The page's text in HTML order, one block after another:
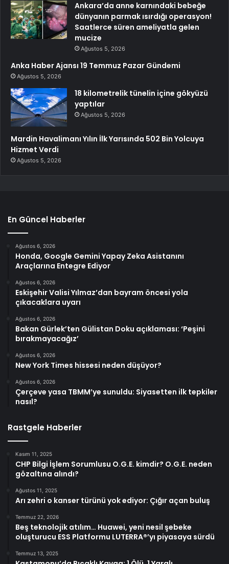
Ankara’da anne karnındaki bebeğe
dünyanın parmak ısırdığı operasyon!
Saatlerce süren ameliyatla gelen
mucize
Ağustos 5, 2026
Anka Haber Ajansı 19 Temmuz Pazar Gündemi
Ağustos 5, 2026
18 kilometrelik tünelin içine gökyüzü
yaptılar
Ağustos 5, 2026
Mardin Havalimanı Yılın İlk Yarısında 502 Bin Yolcuya
Hizmet Verdi
Ağustos 5, 2026
En Güncel Haberler
Ağustos 6, 2026
Honda, Google Gemini Yapay Zeka Asistanını
Araçlarına Entegre Ediyor
Ağustos 6, 2026
Eskişehir Valisi Yılmaz’dan bayram öncesi yola
çıkacaklara uyarı
Ağustos 6, 2026
Bakan Gürlek’ten Gülistan Doku açıklaması: ‘Peşini
bırakmayacağız’
Ağustos 6, 2026
New York Times hissesi neden düşüyor?
Ağustos 6, 2026
Çerçeve yasa TBMM’ye sunuldu: Siyasetten ilk tepkiler
nasıl?
Rastgele Haberler
Kasım 11, 2025
CHP Bilgi İşlem Sorumlusu O.G.E. kimdir? O.G.E. neden
gözaltına alındı?
Ağustos 11, 2025
Arı zehri o kanser türünü yok ediyor: Çığır açan buluş
Temmuz 22, 2026
Beş teknolojik atılım… Huawei, yeni nesil şebeke
oluşturucu ESS Platformu LUTERRA®’yı piyasaya sürdü
Temmuz 13, 2025